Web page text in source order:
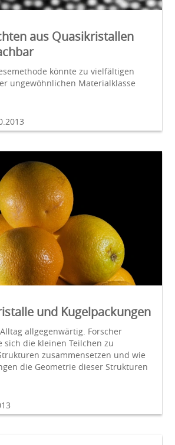
aus Quasikristallen
könnte zu vielfältigen
ungewöhnlichen Materialklasse
und Kugelpackungen
allgegenwärtig. Forscher
sich die kleinen Teilchen zu
zusammensetzen und wie
die Geometrie dieser Strukturen